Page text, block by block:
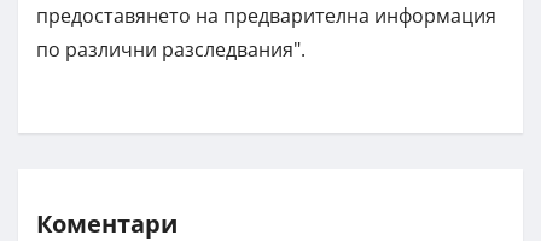
предоставянето на предварителна информация
по различни разследвания".
Коментари